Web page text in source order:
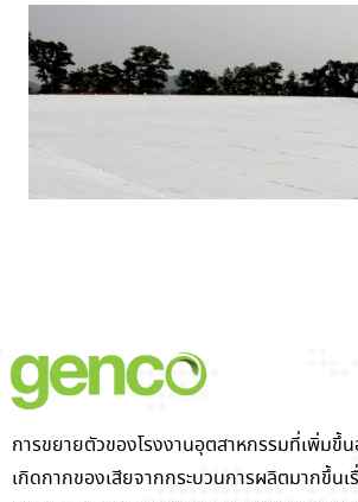
การขยายตัวของโรงงานอุตสาหกรรมที่เพิ่มขึ้น
เกิดกากของเสียจากกระบวนการผลิตมากขึ้น